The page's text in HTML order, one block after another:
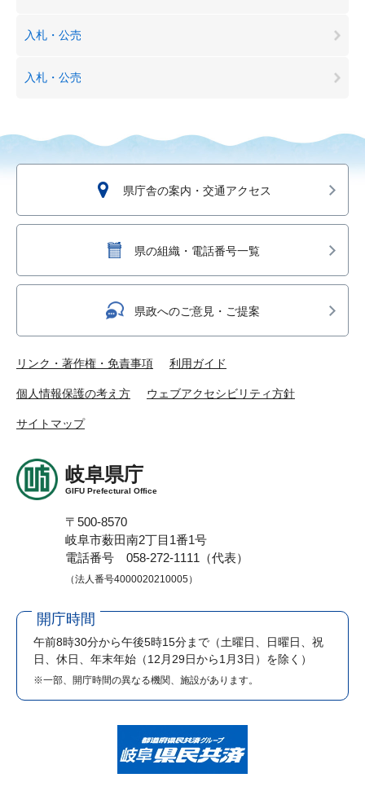
入札・公売
入札・公売
県庁舎の案内・交通アクセス
県の組織・電話番号一覧
県政へのご意見・ご提案
リンク・著作権・免責事項 利用ガイド
個人情報保護の考え方 ウェブアクセシビリティ方針
サイトマップ
岐阜県庁
GIFU Prefectural Office
〒500-8570
岐阜市薮田南2丁目1番1号
電話番号 058-272-1111（代表）
（法人番号4000020210005）
開庁時間
午前8時30分から午後5時15分まで （土曜日、日曜日、祝
日、休日、年末年始（12月29日から1月3日）を除く）
※一部、開庁時間の異なる機関、施設があります。